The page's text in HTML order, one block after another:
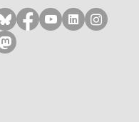
Volg ons op bluesky
Volg ons op
Volg ons op
Volg ons
Volg
Volg ons op mastodon